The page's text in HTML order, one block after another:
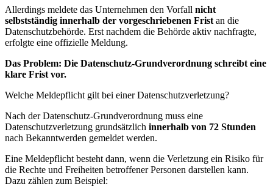
Allerdings meldete das Unternehmen den Vorfall nicht
selbstständig innerhalb der vorgeschriebenen Frist an die
Datenschutzbehörde. Erst nachdem die Behörde aktiv nachfragte,
erfolgte eine offizielle Meldung.
Das Problem: Die Datenschutz-Grundverordnung schreibt eine
klare Frist vor.
Welche Meldepflicht gilt bei einer Datenschutzverletzung?
Nach der Datenschutz-Grundverordnung muss eine
Datenschutzverletzung grundsätzlich innerhalb von 72 Stunden
nach Bekanntwerden gemeldet werden.
Eine Meldepflicht besteht dann, wenn die Verletzung ein Risiko für
die Rechte und Freiheiten betroffener Personen darstellen kann.
Dazu zählen zum Beispiel: